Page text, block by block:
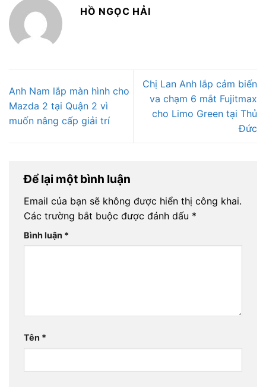
HỒ NGỌC HẢI
Anh Nam lắp màn hình cho
Mazda 2 tại Quận 2 vì
muốn nâng cấp giải trí
Chị Lan Anh lắp cảm biến
va chạm 6 mắt Fujitmax
cho Limo Green tại Thủ
Đức
Để lại một bình luận
Email của bạn sẽ không được hiển thị công khai.
Các trường bắt buộc được đánh dấu *
Bình luận *
Tên *